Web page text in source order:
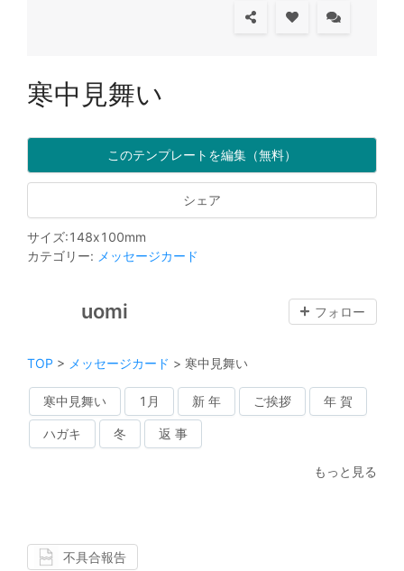
寒中見舞い
このテンプレートを編集（無料）
シェア
サイズ:148x100mm
カテゴリー: メッセージカード
uomi フォロー
TOP > メッセージカード > 寒中見舞い
寒中見舞い 1月 新 年 ご挨拶 年 賀
ハガキ 冬 返 事
もっと見る
不具合報告